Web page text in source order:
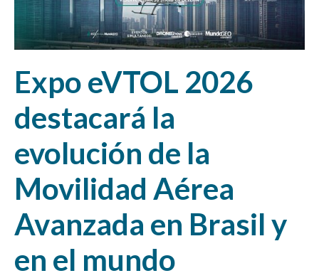
Expo eVTOL 2026
destacará la
evolución de la
Movilidad Aérea
Avanzada en Brasil y
en el mundo